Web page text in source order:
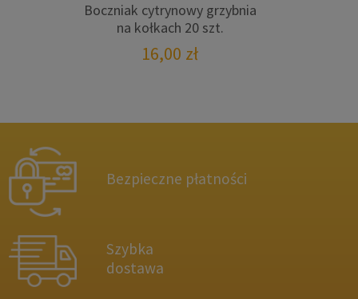
Boczniak cytrynowy grzybnia
na kołkach 20 szt.
16,00 zł
Bezpieczne płatności
Szybka
dostawa